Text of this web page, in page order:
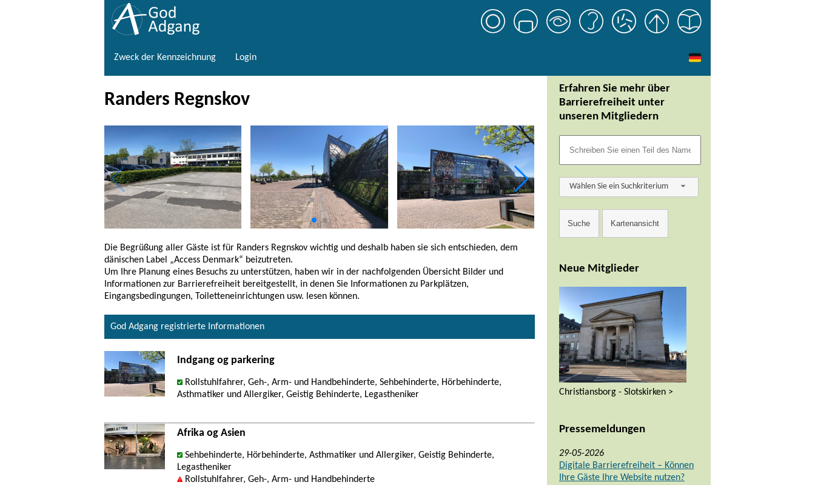
Zweck der Kennzeichnung Login
Randers Regnskov
Die Begrüßung aller Gäste ist für Randers Regnskov wichtig und deshalb haben sie sich entschieden, dem
dänischen Label „Access Denmark“ beizutreten.
Um Ihre Planung eines Besuchs zu unterstützen, haben wir in der nachfolgenden Übersicht Bilder und
Informationen zur Barrierefreiheit bereitgestellt, in denen Sie Informationen zu Parkplätzen,
Eingangsbedingungen, Toiletteneinrichtungen usw. lesen können.
God Adgang registrierte Informationen
Indgang og parkering
Rollstuhlfahrer, Geh-, Arm- und Handbehinderte, Sehbehinderte, Hörbehinderte,
Asthmatiker und Allergiker, Geistig Behinderte, Legastheniker
Afrika og Asien
Sehbehinderte, Hörbehinderte, Asthmatiker und Allergiker, Geistig Behinderte,
Legastheniker
Rollstuhlfahrer, Geh-, Arm- und Handbehinderte
Erfahren Sie mehr über
Barrierefreiheit unter
unseren Mitgliedern
Wählen Sie ein Suchkriterium
Neue Mitglieder
Christiansborg - Slotskirken >
Pressemeldungen
29-05-2026
Digitale Barrierefreiheit – Können
Ihre Gäste Ihre Website nutzen?